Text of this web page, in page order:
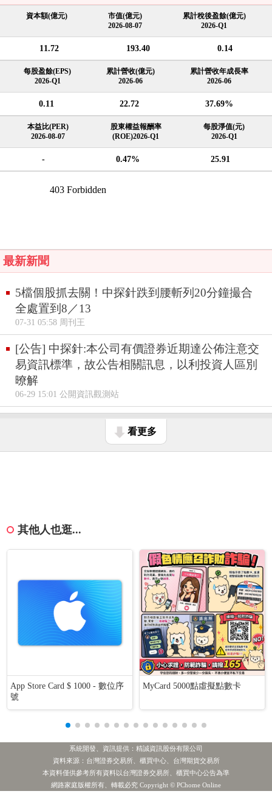
資本額(億元)
市值(億元)
2026-08-07
累計稅後盈餘(億元)
2026-Q1
11.72 193.40 0.14
每股盈餘(EPS)
2026-Q1
累計營收(億元)
2026-06
累計營收年成長率
2026-06
0.11 22.72 37.69%
本益比(PER)
2026-08-07
股東權益報酬率
(ROE)2026-Q1
每股淨值(元)
2026-Q1
- 0.47% 25.91
最新新聞
5檔個股抓去關！中探針跌到腰斬列20分鐘撮合
全處置到8／13
07-31 05:58 周刊王
[公告] 中探針:本公司有價證券近期達公佈注意交
易資訊標準，故公告相關訊息，以利投資人區別
暸解
06-29 15:01 公開資訊觀測站
看更多
其他人也逛...
App Store Card $ 1000 - 數位序
號
MyCard 5000點虛擬點數卡
系統開發、資訊提供：精誠資訊股份有限公司
資料來源：台灣證券交易所、櫃買中心、台灣期貨交易所
本資料僅供參考所有資料以台灣證券交易所、櫃買中心公告為準
網路家庭版權所有、轉載必究 Copyright © PChome Online
中美晶Q2淨利同期次高 2H成長動能齊發